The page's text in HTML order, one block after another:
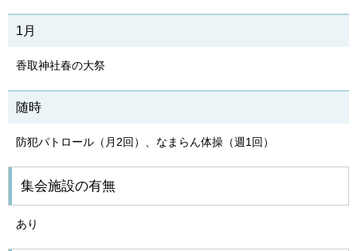
1月
香取神社春の大祭
随時
防犯パトロール（月2回）、なまらん体操（週1回）
集会施設の有無
あり